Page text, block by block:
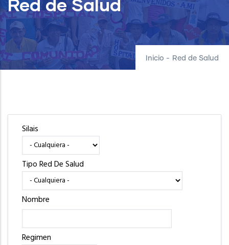
Inicio - Red de Salud
Silais
Tipo Red De Salud
Nombre
Regimen